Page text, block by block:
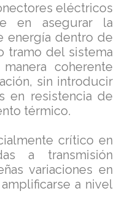
eléctricos
en asegurar la
energía dentro de
tramo del sistema
coherente
sin introducir
en resistencia de
térmico.
crítico en
a transmisión
variaciones en
a nivel